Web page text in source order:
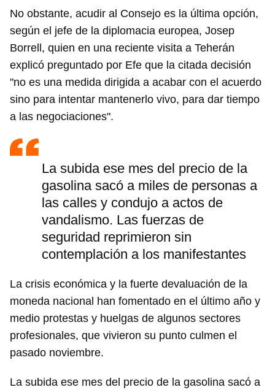
Guardar como favorito
Para poder guardar como favorito, primero has de
iniciar sesión con tu cuenta de 14ymedio.
No obstante, acudir al Consejo es la última opción,
según el jefe de la diplomacia europea, Josep
Borrell, quien en una reciente visita a Teherán
explicó preguntado por Efe que la citada decisión
"no es una medida dirigida a acabar con el acuerdo
sino para intentar mantenerlo vivo, para dar tiempo
a las negociaciones".
La subida ese mes del precio de la
gasolina sacó a miles de personas a
las calles y condujo a actos de
vandalismo. Las fuerzas de
seguridad reprimieron sin
contemplación a los manifestantes
La crisis económica y la fuerte devaluación de la
moneda nacional han fomentado en el último año y
medio protestas y huelgas de algunos sectores
profesionales, que vivieron su punto culmen el
pasado noviembre.
La subida ese mes del precio de la gasolina sacó a